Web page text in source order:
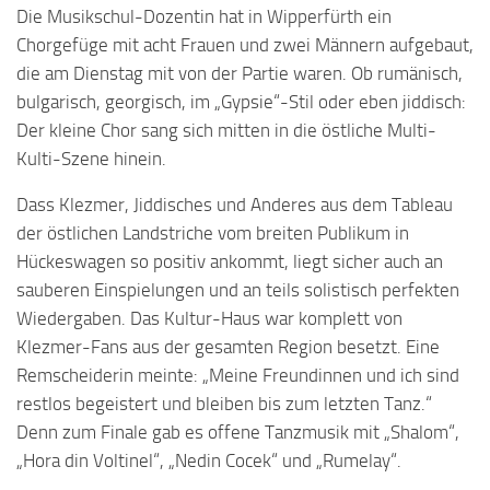
Die Musikschul-Dozentin hat in Wipperfürth ein
Chorgefüge mit acht Frauen und zwei Männern aufgebaut,
die am Dienstag mit von der Partie waren. Ob rumänisch,
bulgarisch, georgisch, im „Gypsie“-Stil oder eben jiddisch:
Der kleine Chor sang sich mitten in die östliche Multi-
Kulti-Szene hinein.
Dass Klezmer, Jiddisches und Anderes aus dem Tableau
der östlichen Landstriche vom breiten Publikum in
Hückeswagen so positiv ankommt, liegt sicher auch an
sauberen Einspielungen und an teils solistisch perfekten
Wiedergaben. Das Kultur-Haus war komplett von
Klezmer-Fans aus der gesamten Region besetzt. Eine
Remscheiderin meinte: „Meine Freundinnen und ich sind
restlos begeistert und bleiben bis zum letzten Tanz.“
Denn zum Finale gab es offene Tanzmusik mit „Shalom“,
„Hora din Voltinel“, „Nedin Cocek“ und „Rumelay“.